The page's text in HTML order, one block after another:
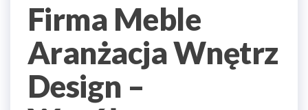
Firma Meble
Aranżacja Wnętrz
Design –